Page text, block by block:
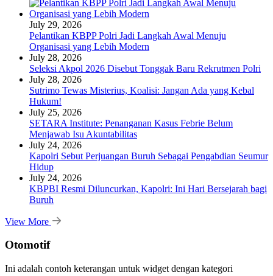
July 29, 2026
Pelantikan KBPP Polri Jadi Langkah Awal Menuju
Organisasi yang Lebih Modern
July 28, 2026
Seleksi Akpol 2026 Disebut Tonggak Baru Rekrutmen Polri
July 28, 2026
Sutrimo Tewas Misterius, Koalisi: Jangan Ada yang Kebal
Hukum!
July 25, 2026
SETARA Institute: Penanganan Kasus Febrie Belum
Menjawab Isu Akuntabilitas
July 24, 2026
Kapolri Sebut Perjuangan Buruh Sebagai Pengabdian Seumur
Hidup
July 24, 2026
KBPBI Resmi Diluncurkan, Kapolri: Ini Hari Bersejarah bagi
Buruh
View More
Otomotif
Ini adalah contoh keterangan untuk widget dengan kategori